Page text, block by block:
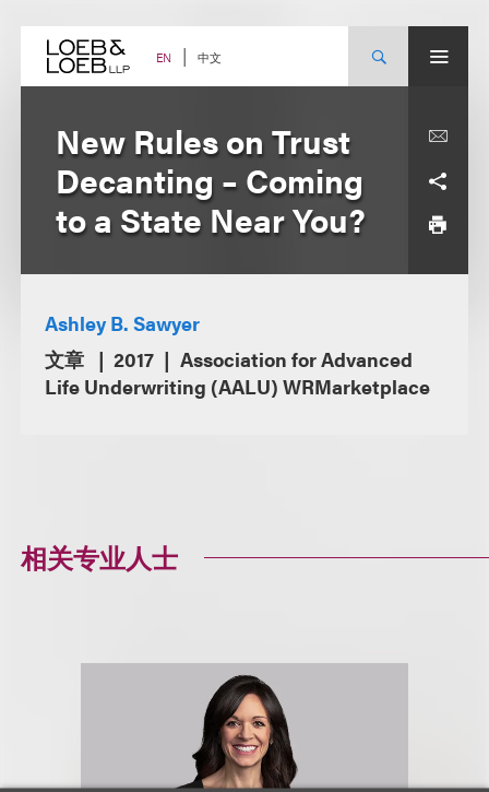
content EN 中文
New Rules on Trust
Decanting – Coming
to a State Near You?
Ashley B. Sawyer
文章
2017
Association for Advanced
Life Underwriting (AALU) WRMarketplace
相关专业人士